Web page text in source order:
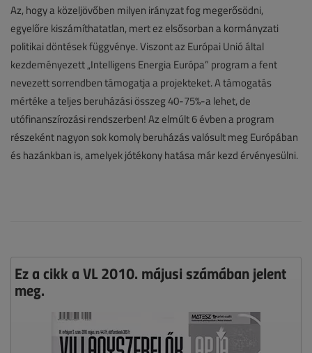
Az, hogy a közeljövőben milyen irányzat fog megerősödni,
egyelőre kiszámíthatatlan, mert ez elsősorban a kormányzati
politikai döntések függvénye. Viszont az Európai Unió által
kezdeményezett „Intelligens Energia Európa” program a fent
nevezett sorrendben támogatja a projekteket. A támogatás
mértéke a teljes beruházási összeg 40-75%-a lehet, de
utófinanszírozási rendszerben! Az elmúlt 6 évben a program
részeként nagyon sok komoly beruházás valósult meg Európában
és hazánkban is, amelyek jótékony hatása már kezd érvényesülni.
Ez a cikk a VL 2010. májusi számában jelent
meg.